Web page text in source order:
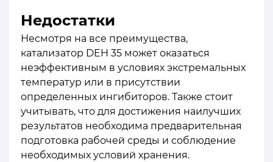
Недостатки
Несмотря на все преимущества,
катализатор DEH 35 может оказаться
неэффективным в условиях экстремальных
температур или в присутствии
определенных ингибиторов. Также стоит
учитывать, что для достижения наилучших
результатов необходима предварительная
подготовка рабочей среды и соблюдение
необходимых условий хранения.